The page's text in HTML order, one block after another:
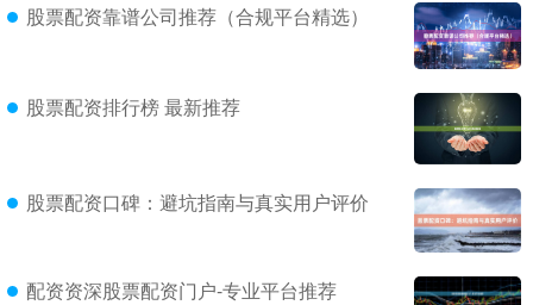
股票配资靠谱公司推荐（合规平台精选）
股票配资排行榜 最新推荐
股票配资口碑：避坑指南与真实用户评价
配资资深股票配资门户-专业平台推荐